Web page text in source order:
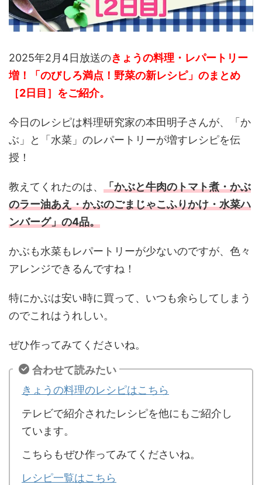
2025年2月4日放送のきょうの料理・レパートリー
増！「のびしろ満点！野菜の新レシピ」のまとめ
［2日目］をご紹介。
今日のレシピは料理研究家の本田明子さんが、「か
ぶ」と「水菜」のレパートリーが増すレシピを伝
授！
教えてくれたのは、 「かぶと牛肉のトマト煮・かぶ
のラー油あえ・かぶのごまじゃこふりかけ・水菜ハ
ンバーグ」の4品。
かぶも水菜もレパートリーが少ないのですが、色々
アレンジできるんですね！
特にかぶは安い時に買って、いつも余らしてしまう
のでこれはうれしい。
ぜひ作ってみてくださいね。
合わせて読みたい
きょうの料理のレシピはこちら
テレビで紹介されたレシピを他にもご紹介し
ています。
こちらもぜひ作ってみてくださいね。
レシピ一覧はこちら